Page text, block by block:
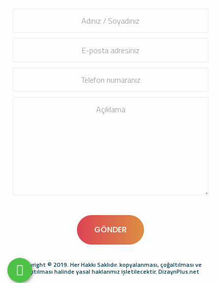
Copyright © 2019. Her Hakkı Saklıdır. kopyalanması, çoğaltılması ve
dağıtılması halinde yasal haklarımız işletilecektir. DizaynPlus.net